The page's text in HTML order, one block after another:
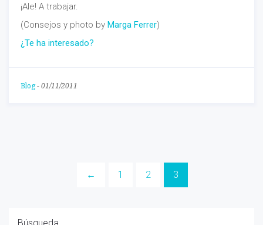
¡Ale! A trabajar.
(Consejos y photo by Marga Ferrer)
¿Te ha interesado?
Blog- 01/11/2011
← 1 2 3
Búsqueda